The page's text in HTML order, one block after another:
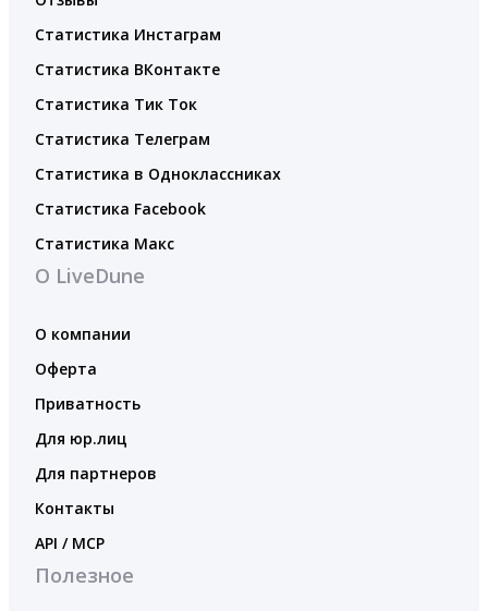
Статистика Инстаграм
Статистика ВКонтакте
Статистика Тик Ток
Статистика Телеграм
Статистика в Одноклассниках
Статистика Facebook
Статистика Макс
О LiveDune
О компании
Оферта
Приватность
Для юр.лиц
Для партнеров
Контакты
API / MCP
Полезное